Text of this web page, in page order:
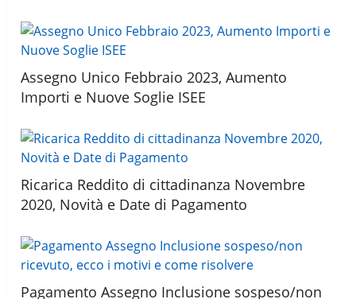
Assegno Unico Febbraio 2023, Aumento
Importi e Nuove Soglie ISEE
Ricarica Reddito di cittadinanza Novembre
2020, Novità e Date di Pagamento
Pagamento Assegno Inclusione sospeso/non